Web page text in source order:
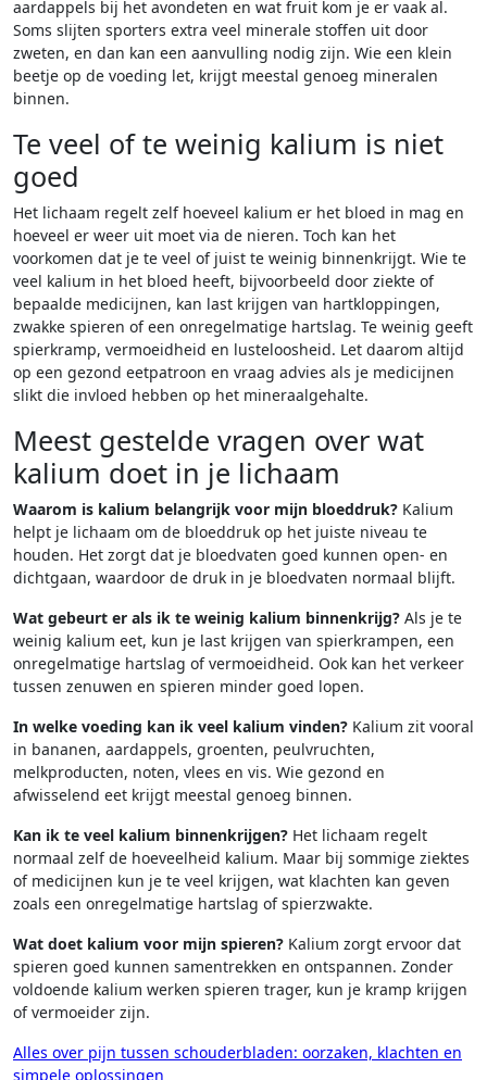
aardappels bij het avondeten en wat fruit kom je er vaak al.
Soms slijten sporters extra veel minerale stoffen uit door
zweten, en dan kan een aanvulling nodig zijn. Wie een klein
beetje op de voeding let, krijgt meestal genoeg mineralen
binnen.
Te veel of te weinig kalium is niet
goed
Het lichaam regelt zelf hoeveel kalium er het bloed in mag en
hoeveel er weer uit moet via de nieren. Toch kan het
voorkomen dat je te veel of juist te weinig binnenkrijgt. Wie te
veel kalium in het bloed heeft, bijvoorbeeld door ziekte of
bepaalde medicijnen, kan last krijgen van hartkloppingen,
zwakke spieren of een onregelmatige hartslag. Te weinig geeft
spierkramp, vermoeidheid en lusteloosheid. Let daarom altijd
op een gezond eetpatroon en vraag advies als je medicijnen
slikt die invloed hebben op het mineraalgehalte.
Meest gestelde vragen over wat
kalium doet in je lichaam
Waarom is kalium belangrijk voor mijn bloeddruk? Kalium
helpt je lichaam om de bloeddruk op het juiste niveau te
houden. Het zorgt dat je bloedvaten goed kunnen open- en
dichtgaan, waardoor de druk in je bloedvaten normaal blijft.
Wat gebeurt er als ik te weinig kalium binnenkrijg? Als je te
weinig kalium eet, kun je last krijgen van spierkrampen, een
onregelmatige hartslag of vermoeidheid. Ook kan het verkeer
tussen zenuwen en spieren minder goed lopen.
In welke voeding kan ik veel kalium vinden? Kalium zit vooral
in bananen, aardappels, groenten, peulvruchten,
melkproducten, noten, vlees en vis. Wie gezond en
afwisselend eet krijgt meestal genoeg binnen.
Kan ik te veel kalium binnenkrijgen? Het lichaam regelt
normaal zelf de hoeveelheid kalium. Maar bij sommige ziektes
of medicijnen kun je te veel krijgen, wat klachten kan geven
zoals een onregelmatige hartslag of spierzwakte.
Wat doet kalium voor mijn spieren? Kalium zorgt ervoor dat
spieren goed kunnen samentrekken en ontspannen. Zonder
voldoende kalium werken spieren trager, kun je kramp krijgen
of vermoeider zijn.
Bericht
Alles over pijn tussen schouderbladen: oorzaken, klachten en
simpele oplossingen